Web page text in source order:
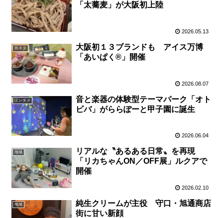
「太蕎麦」が大阪初上陸
2026.05.13
街ネタ
大阪初１３ブランドも アイス万博
「あいぱく®」開催
2026.08.07
エンタメ
音と楽器の体験型テーマパーク「オト
ビバ」がららぽーと甲子園に誕生
2026.06.04
地域
リアルな〝あるある日常〟を再現
「リカちゃんON／OFF展」ルクアで
開催
2026.02.10
地域
純生クリームが主役 守口・旭通商店
街に甘い新顔